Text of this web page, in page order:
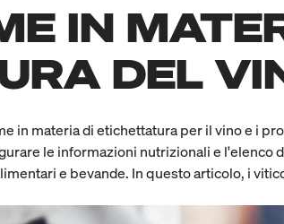
IN
DEL
in materia di etichettatura per il vino e i
le informazioni nutrizionali e
e bevande. In questo articolo, i